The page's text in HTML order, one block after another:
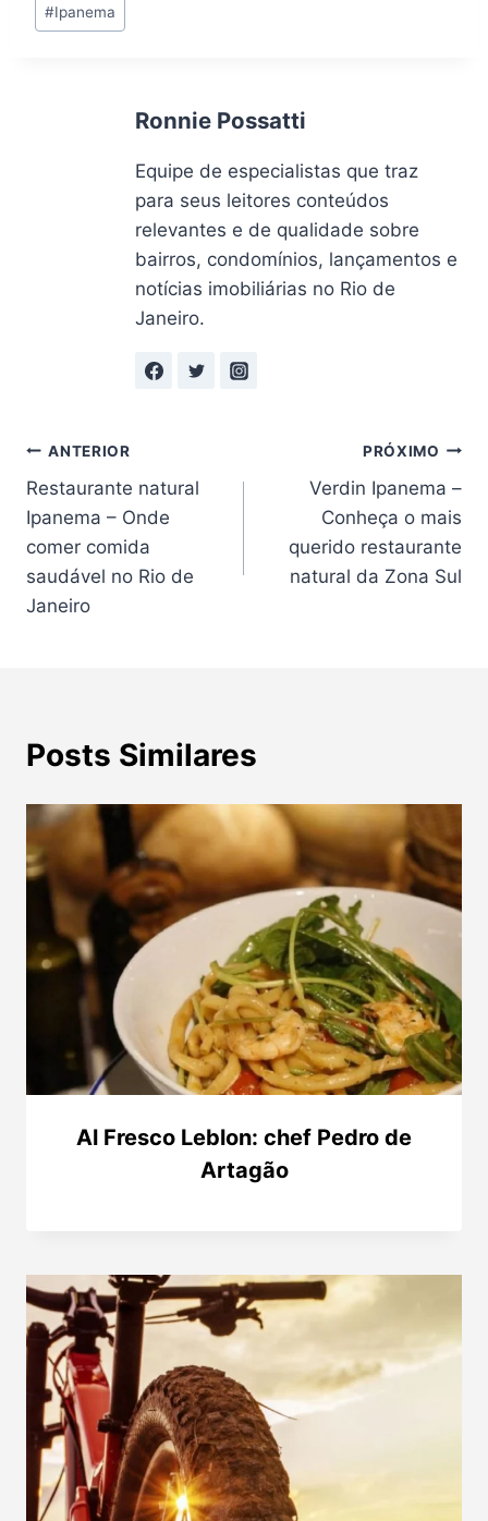
do
#Ipanema
Ronnie Possatti
Equipe de especialistas que traz
para seus leitores conteúdos
relevantes e de qualidade sobre
bairros, condomínios, lançamentos e
notícias imobiliárias no Rio de
Janeiro.
Navegação
de
Post
ANTERIOR
Restaurante natural
Ipanema – Onde
comer comida
saudável no Rio de
Janeiro
PRÓXIMO
Verdin Ipanema –
Conheça o mais
querido restaurante
natural da Zona Sul
Posts Similares
Al Fresco Leblon: chef Pedro de
Artagão